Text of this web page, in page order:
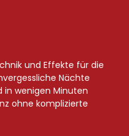
und Effekte für die
Nächte
in wenigen Minuten
ohne komplizierte